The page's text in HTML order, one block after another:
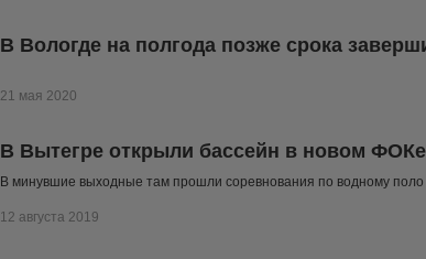
В Вологде на полгода позже срока
21 мая 2020
В Вытегре открыли бассейн в новом ФОКе
В минувшие выходные там прошли соревнования по водному поло
12 августа 2019